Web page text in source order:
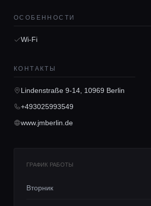
ОСОБЕННОСТИ
Wi-Fi
КОНТАКТЫ
Lindenstraße 9-14, 10969 Berlin
+493025993549
www.jmberlin.de
ГРАФИК РАБОТЫ
Вторник